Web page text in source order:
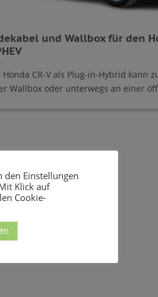
und Wallbox für den
Honda CR-V als Plug-in-Hybrid kann
Wallbox oder unterwegs an einer
den Einstellungen
Klick auf
Cookie-